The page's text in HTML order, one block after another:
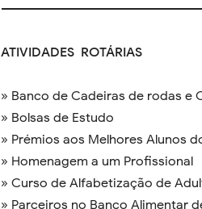
ATIVIDADES ROTÁRIAS
» Banco de Cadeiras de rodas e
» Bolsas de Estudo
» Prémios aos Melhores Alunos
» Homenagem a um Profissional
» Curso de Alfabetização de
» Parceiros no Banco Alimentar